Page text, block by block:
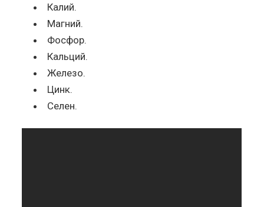
Калий.
Магний.
Фосфор.
Кальций.
Железо.
Цинк.
Селен.